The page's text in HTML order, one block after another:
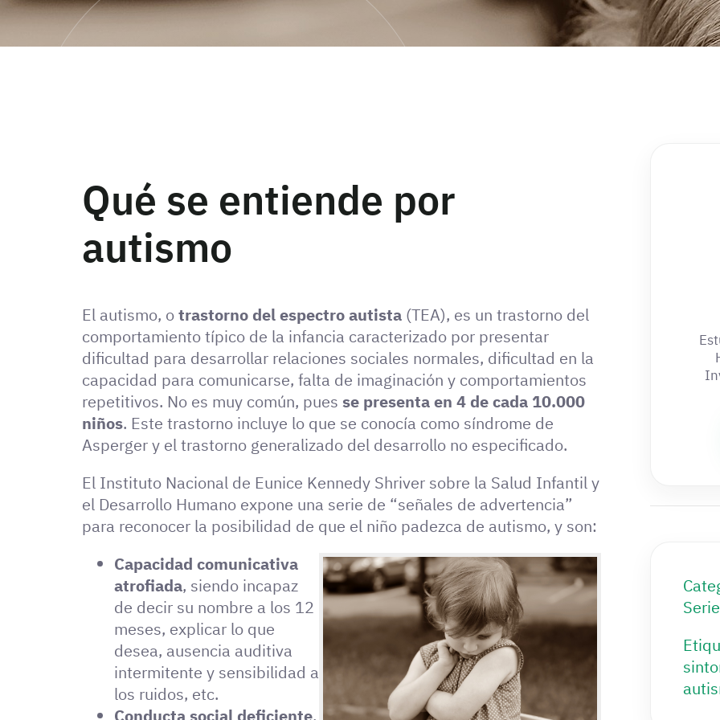
Qué se entiende por
autismo
El autismo, otrastorno del espectro autista (TEA), es un trastorno del
comportamiento típico de la infancia caracterizado por presentar
dificultad para desarrollar relaciones sociales normales, dificultad en la
capacidad para comunicarse, falta de imaginación y comportamientos
repetitivos. No es muy común, pues se presenta en 4 de cada 10.000
niños. Este trastorno incluye lo que se conocía como síndrome de
Asperger y el trastorno generalizado del desarrollo no especificado.
El Instituto Nacional de Eunice Kennedy Shriver sobre la Salud Infantil y
el Desarrollo Humano expone una serie de “señales de advertencia”
para reconocer la posibilidad de que el niño padezca de autismo, y son:
Capacidad comunicativa
atrofiada, siendo incapaz
de decir su nombre a los 12
meses, explicar lo que
desea, ausencia auditiva
intermitente y sensibilidad a
los ruidos, etc.
Conducta social deficiente,